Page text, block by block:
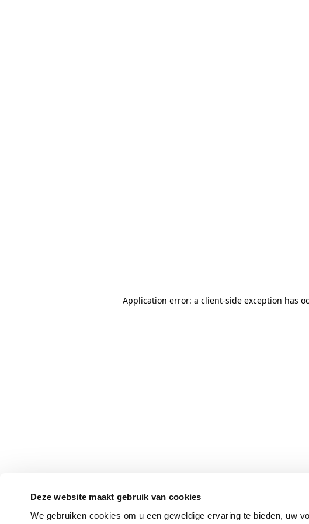
Deze website maakt gebruik van cookies
We gebruiken cookies om u een geweldige ervaring te bieden, uw
Application error: a client-side exception has